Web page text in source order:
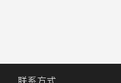
联系方式